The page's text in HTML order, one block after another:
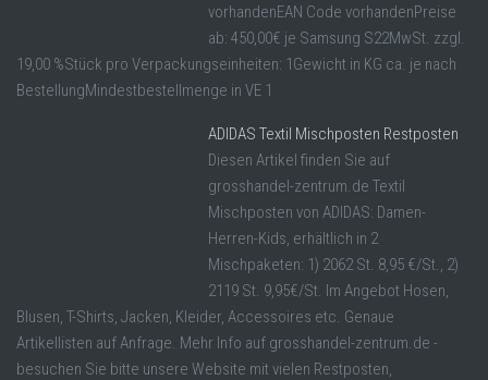
vorhandenEAN Code vorhandenPreise
ab: 450,00€ je Samsung S22MwSt. zzgl.
19,00 %Stück pro Verpackungseinheiten: 1Gewicht in KG ca. je nach
BestellungMindestbestellmenge in VE 1
ADIDAS Textil Mischposten Restposten
Diesen Artikel finden Sie auf
grosshandel-zentrum.de Textil
Mischposten von ADIDAS: Damen-
Herren-Kids, erhältlich in 2
Mischpaketen: 1) 2062 St. 8,95 €/St., 2)
2119 St. 9,95€/St. Im Angebot Hosen,
Blusen, T-Shirts, Jacken, Kleider, Accessoires etc. Genaue
Artikellisten auf Anfrage. Mehr Info auf grosshandel-zentrum.de -
besuchen Sie bitte unsere Website mit vielen Restposten,